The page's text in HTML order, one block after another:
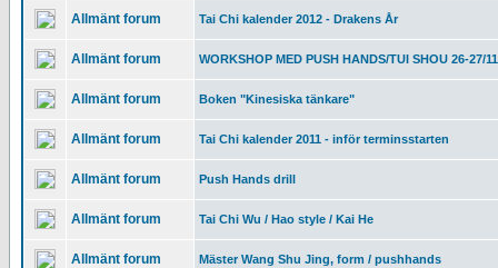
Allmänt forum Tai Chi kalender 2012 - Drakens År
Allmänt forum WORKSHOP MED PUSH HANDS/TUI SHOU 26-27/11
Allmänt forum Boken "Kinesiska tänkare"
Allmänt forum Tai Chi kalender 2011 - inför terminsstarten
Allmänt forum Push Hands drill
Allmänt forum Tai Chi Wu / Hao style / Kai He
Allmänt forum Mäster Wang Shu Jing, form / pushhands